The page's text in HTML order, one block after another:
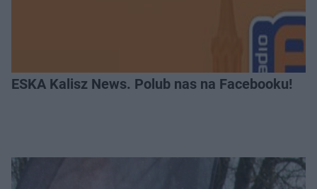
ESKA Kalisz News. Polub nas na Facebooku!